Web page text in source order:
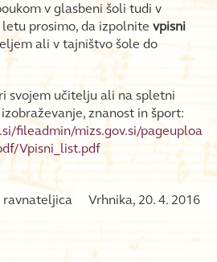
v glasbeni šoli tudi v
prosimo, da izpolnite vpisni
ali v tajništvo šole do
svojem učitelju ali na spletni
znanost in šport:
fileadmin/mizs.gov.si/pageuploa
Vpisni_list.pdf
ravnateljica Vrhnika, 20. 4. 2016